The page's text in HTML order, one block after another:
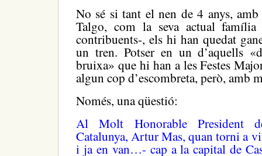
No sé si tant el nen de 4 anys,
Talgo, com la seva actual
contribuents-, els hi han quedat
un tren. Potser en un d’aquells
bruixa» que hi han a les Festes
algun cop d’escombreta, però, amb
Només, una qüestió:
Al Molt Honorable President
Catalunya, Artur Mas, quan torni a
i ja en van…- cap a la capital de